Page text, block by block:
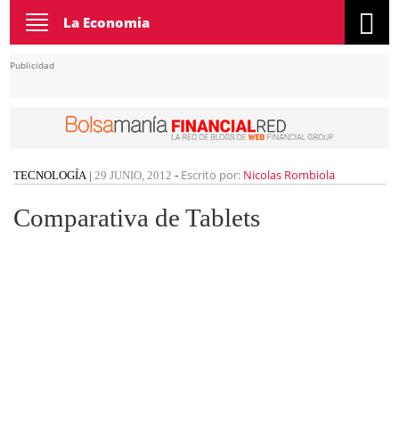
Toggle
navigation
La Economia
Publicidad
TECNOLOGÍA| 29 JUNIO, 2012 - Escrito por: Nicolas Rombiola
Comparativa de Tablets